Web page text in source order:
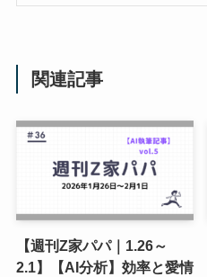
関連記事
【週刊Z家パパ｜1.26～
2.1】【AI分析】効率と愛情